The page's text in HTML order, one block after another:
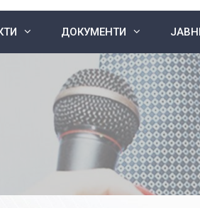
ДОКУМЕНТИ